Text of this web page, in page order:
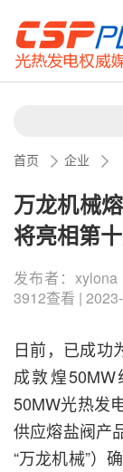
首页 企业
万龙机械
将亮相第
发布者：
3912查看 |
日前，已成功
成敦煌
50MW光热发
供应熔盐阀产
“万龙机械”）